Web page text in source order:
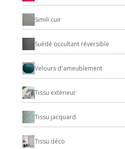
Simili cuir
Suédé occultant réversible
Velours d'ameublement
Tissu extérieur
Tissu jacquard
Tissu déco